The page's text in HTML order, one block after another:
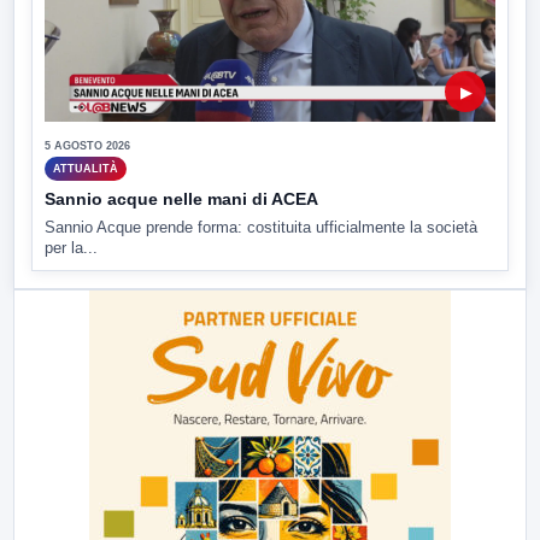
▶
5 AGOSTO 2026
ATTUALITÀ
Sannio acque nelle mani di ACEA
Sannio Acque prende forma: costituita ufficialmente la società
per la...